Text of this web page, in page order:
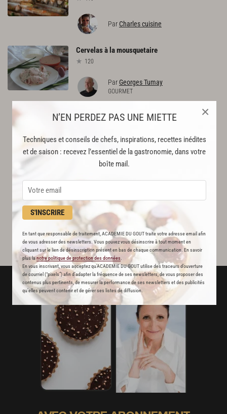
N’EN PERDEZ PAS UNE MIETTE
Techniques et conseils de chefs, inspirations, recettes inédites
et de saison : recevez l’essentiel de la gastronomie, dans votre
boîte mail.
S'INSCRIRE
En tant que responsable de traitement, ACADEMIE DU GOUT traite votre adresse email afin
de vous adresser des newsletters. Vous pouvez vous désinscrire à tout moment en
cliquant sur le lien de désinscription présent en bas de chaque communication. En savoir
plus lanotre politique de protection des données
En vous inscrivant, vous acceptez qu'ACADEMIE DU GOUT utilise des traceurs d’ouverture
de courriel (“pixels”) afin d’adapter la fréquence de ses newsletters, de vous proposer des
contenus plus pertinents, de mesurer la performance de ses newsletters et des publicités
qu’elles peuvent contenir et de gérer ses listes de diffusion.
×
Par Charles cuisine
Cervelasà lamousquetaire
120
ParGeorges Tumay
GOURMET